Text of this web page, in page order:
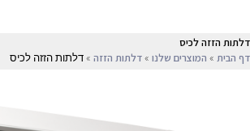
דלתות הזזה לכיס
דף הבית » המוצרים שלנו »דלתות הזזה »דלתות הזזה לכיס